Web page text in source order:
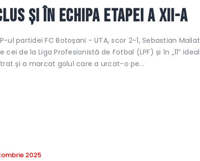
și în echipa etapei a XII-a
ul partidei FC Botoșani - UTA, scor 2-1, Sebastian Mailat
de la Liga Profesionistă de Fotbal (LPF) și în „11” ideal
și a marcat golul care a urcat-o pe…
2025